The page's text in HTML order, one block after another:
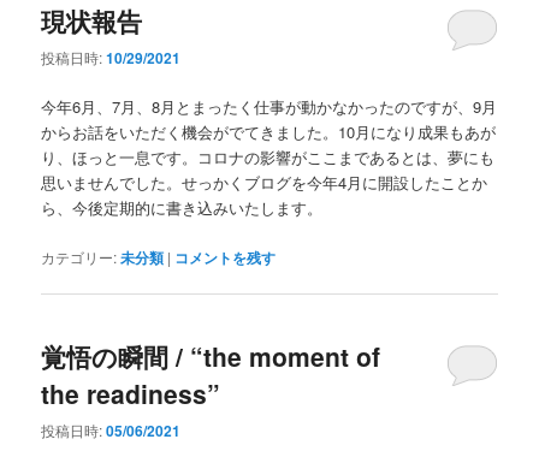
現状報告
投稿日時:10/29/2021
今年6月、7月、8月とまったく仕事が動かなかったのですが、9月
からお話をいただく機会がでてきました。10月になり成果もあが
り、ほっと一息です。コロナの影響がここまであるとは、夢にも
思いませんでした。せっかくブログを今年4月に開設したことか
ら、今後定期的に書き込みいたします。
カテゴリー:未分類 | コメントを残す
覚悟の瞬間 / “the moment of
the readiness”
投稿日時:05/06/2021